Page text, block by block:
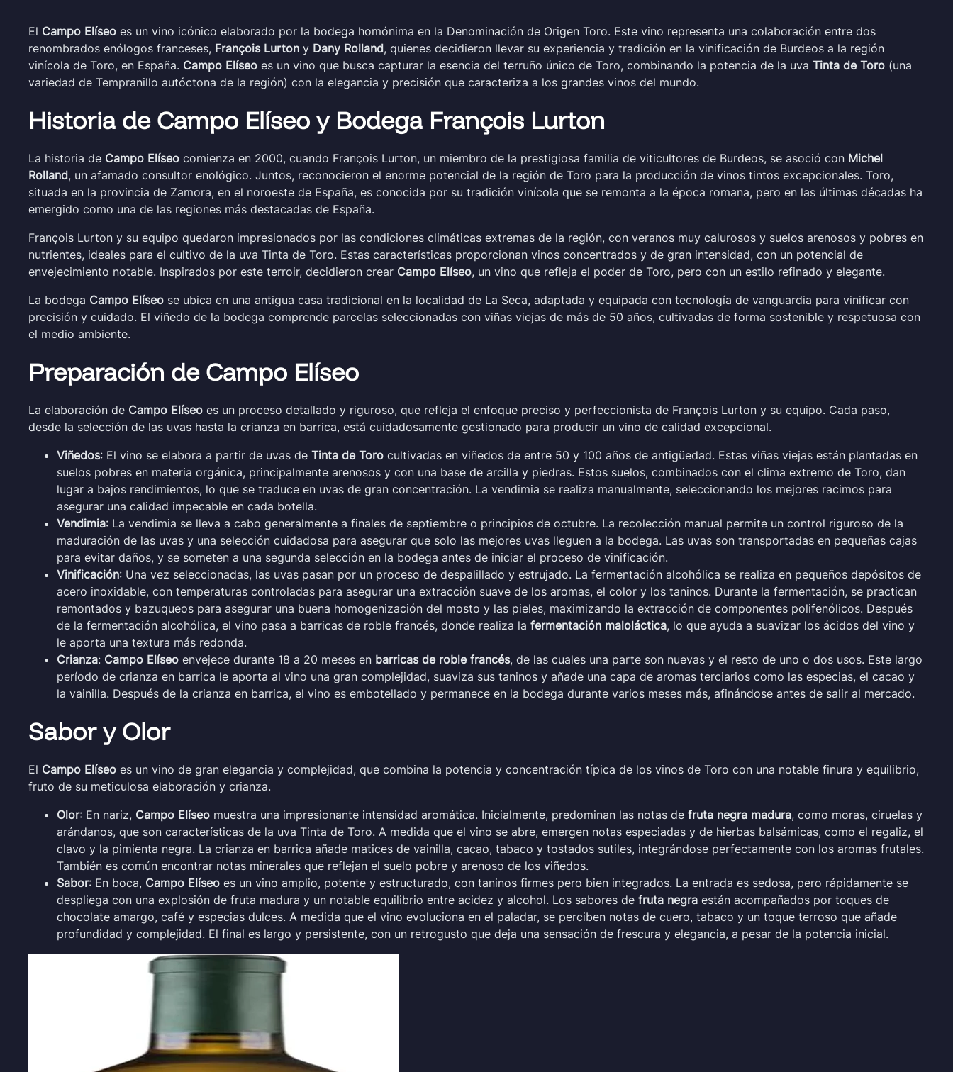
El Campo Elíseo es un vino icónico elaborado por la bodega homónima en la Denominación de Origen Toro. Este vino representa una colaboración entre dos
renombrados enólogos franceses, François Lurton y Dany Rolland, quienes decidieron llevar su experiencia y tradición en la vinificación de Burdeos a la región
vinícola de Toro, en España. Campo Elíseo es un vino que busca capturar la esencia del terruño único de Toro, combinando la potencia de la uva Tinta de Toro (una
variedad de Tempranillo autóctona de la región) con la elegancia y precisión que caracteriza a los grandes vinos del mundo.
Historia de Campo Elíseo y Bodega François Lurton
La historia de Campo Elíseo comienza en 2000, cuando François Lurton, un miembro de la prestigiosa familia de viticultores de Burdeos, se asoció con Michel
Rolland, un afamado consultor enológico. Juntos, reconocieron el enorme potencial de la región de Toro para la producción de vinos tintos excepcionales. Toro,
situada en la provincia de Zamora, en el noroeste de España, es conocida por su tradición vinícola que se remonta a la época romana, pero en las últimas décadas ha
emergido como una de las regiones más destacadas de España.
François Lurton y su equipo quedaron impresionados por las condiciones climáticas extremas de la región, con veranos muy calurosos y suelos arenosos y pobres en
nutrientes, ideales para el cultivo de la uva Tinta de Toro. Estas características proporcionan vinos concentrados y de gran intensidad, con un potencial de
envejecimiento notable. Inspirados por este terroir, decidieron crear Campo Elíseo, un vino que refleja el poder de Toro, pero con un estilo refinado y elegante.
La bodega Campo Elíseo se ubica en una antigua casa tradicional en la localidad de La Seca, adaptada y equipada con tecnología de vanguardia para vinificar con
precisión y cuidado. El viñedo de la bodega comprende parcelas seleccionadas con viñas viejas de más de 50 años, cultivadas de forma sostenible y respetuosa con
el medio ambiente.
Preparación de Campo Elíseo
La elaboración de Campo Elíseo es un proceso detallado y riguroso, que refleja el enfoque preciso y perfeccionista de François Lurton y su equipo. Cada paso,
desde la selección de las uvas hasta la crianza en barrica, está cuidadosamente gestionado para producir un vino de calidad excepcional.
Viñedos: El vino se elabora a partir de uvas de Tinta de Toro cultivadas en viñedos de entre 50 y 100 años de antigüedad. Estas viñas viejas están plantadas en
suelos pobres en materia orgánica, principalmente arenosos y con una base de arcilla y piedras. Estos suelos, combinados con el clima extremo de Toro, dan
lugar a bajos rendimientos, lo que se traduce en uvas de gran concentración. La vendimia se realiza manualmente, seleccionando los mejores racimos para
asegurar una calidad impecable en cada botella.
Vendimia: La vendimia se lleva a cabo generalmente a finales de septiembre o principios de octubre. La recolección manual permite un control riguroso de la
maduración de las uvas y una selección cuidadosa para asegurar que solo las mejores uvas lleguen a la bodega. Las uvas son transportadas en pequeñas cajas
para evitar daños, y se someten a una segunda selección en la bodega antes de iniciar el proceso de vinificación.
Vinificación: Una vez seleccionadas, las uvas pasan por un proceso de despalillado y estrujado. La fermentación alcohólica se realiza en pequeños depósitos de
acero inoxidable, con temperaturas controladas para asegurar una extracción suave de los aromas, el color y los taninos. Durante la fermentación, se practican
remontados y bazuqueos para asegurar una buena homogenización del mosto y las pieles, maximizando la extracción de componentes polifenólicos. Después
de la fermentación alcohólica, el vino pasa a barricas de roble francés, donde realiza la fermentación maloláctica, lo que ayuda a suavizar los ácidos del vino y
le aporta una textura más redonda.
Crianza: Campo Elíseo envejece durante 18 a 20 meses en barricas de roble francés, de las cuales una parte son nuevas y el resto de uno o dos usos. Este largo
período de crianza en barrica le aporta al vino una gran complejidad, suaviza sus taninos y añade una capa de aromas terciarios como las especias, el cacao y
la vainilla. Después de la crianza en barrica, el vino es embotellado y permanece en la bodega durante varios meses más, afinándose antes de salir al mercado.
Sabor y Olor
El Campo Elíseo es un vino de gran elegancia y complejidad, que combina la potencia y concentración típica de los vinos de Toro con una notable finura y equilibrio,
fruto de su meticulosa elaboración y crianza.
Olor: En nariz, Campo Elíseo muestra una impresionante intensidad aromática. Inicialmente, predominan las notas de fruta negra madura, como moras, ciruelas y
arándanos, que son características de la uva Tinta de Toro. A medida que el vino se abre, emergen notas especiadas y de hierbas balsámicas, como el regaliz, el
clavo y la pimienta negra. La crianza en barrica añade matices de vainilla, cacao, tabaco y tostados sutiles, integrándose perfectamente con los aromas frutales.
También es común encontrar notas minerales que reflejan el suelo pobre y arenoso de los viñedos.
Sabor: En boca, Campo Elíseo es un vino amplio, potente y estructurado, con taninos firmes pero bien integrados. La entrada es sedosa, pero rápidamente se
despliega con una explosión de fruta madura y un notable equilibrio entre acidez y alcohol. Los sabores de fruta negra están acompañados por toques de
chocolate amargo, café y especias dulces. A medida que el vino evoluciona en el paladar, se perciben notas de cuero, tabaco y un toque terroso que añade
profundidad y complejidad. El final es largo y persistente, con un retrogusto que deja una sensación de frescura y elegancia, a pesar de la potencia inicial.